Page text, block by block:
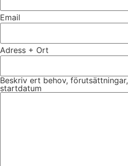
Email
Adress + Ort
Beskriv ert behov,
startdatum